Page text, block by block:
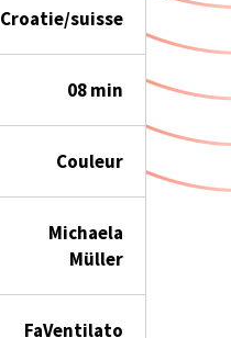
Croatie/suisse
08 min
Couleur
Michaela
Müller
FaVentilato